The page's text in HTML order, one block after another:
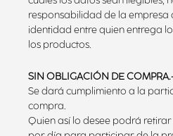
responsabilidad de la empresa
identidad entre quien entrega
los productos.
SIN OBLIGACIÓN DE
Se dará cumplimiento a la
compra.
Quien así lo desee podrá